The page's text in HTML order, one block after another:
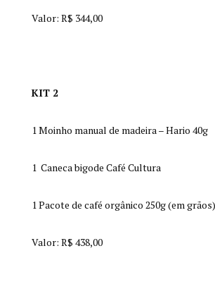
Valor: R$ 344,00
KIT 2
1 Moinho manual de madeira – Hario 40g
1 Caneca bigode Café Cultura
1 Pacote de café orgânico 250g (em grãos)
Valor: R$ 438,00